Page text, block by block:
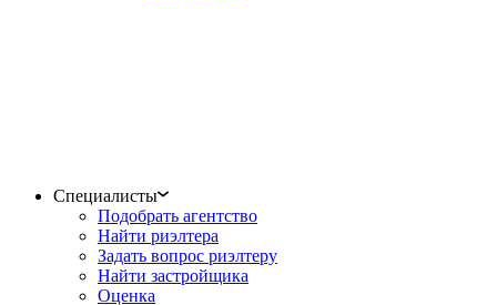
Специалисты
Подобрать агентство
Найти риэлтера
Задать вопрос риэлтеру
Найти застройщика
Оценка